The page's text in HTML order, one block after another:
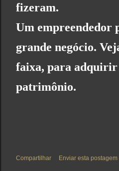
fizeram.
Um empreendedor
grande negócio.
faixa, para adquirir
patrimônio.
Compartilhar Enviar esta postagem